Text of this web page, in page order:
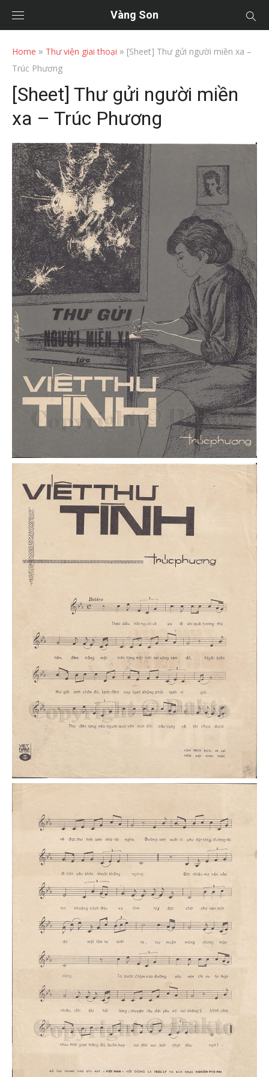
Vàng Son
Home » Thư viện giai thoại » [Sheet] Thư gửi người miền xa –
Trúc Phương
[Sheet] Thư gửi người miền
xa – Trúc Phương